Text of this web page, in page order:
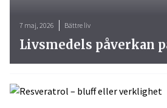
7 maj, 2026 Bättre liv
Livsmedels påverkan